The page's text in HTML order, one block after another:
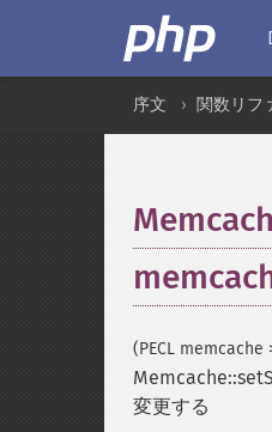
序文 関数リフ
(PECL memcache
変更する